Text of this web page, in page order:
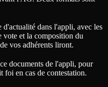
d'actualité dans l'appli, avec les
vote et la composition du
vos adhérents liront.
documents de l'appli, pour
en cas de contestation.